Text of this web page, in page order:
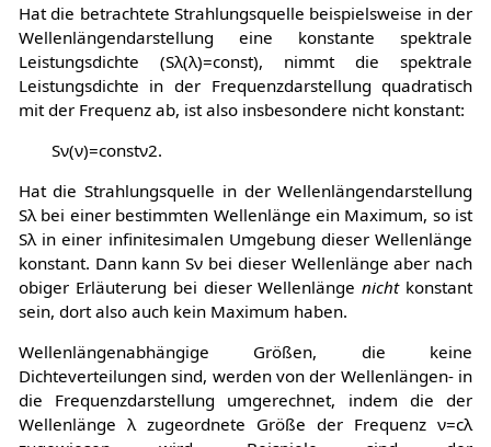
Hat die betrachtete Strahlungsquelle beispielsweise in der
Wellenlängendarstellung eine konstante spektrale
Leistungsdichte (Sλ(λ)=const), nimmt die spektrale
Leistungsdichte in der Frequenzdarstellung quadratisch
mit der Frequenz ab, ist also insbesondere nicht konstant:
Sν(ν)=constν2.
Hat die Strahlungsquelle in der Wellenlängendarstellung
Sλbei einer bestimmten Wellenlänge ein Maximum, so ist
Sλin einer infinitesimalen Umgebung dieser Wellenlänge
konstant. Dann kannSν bei dieser Wellenlänge aber nach
obiger Erläuterung bei dieser Wellenlängenichtkonstant
sein, dort also auch kein Maximum haben.
Wellenlängenabhängige Größen, die keine
Dichteverteilungen sind, werden von der Wellenlängen- in
die Frequenzdarstellung umgerechnet, indem die der
Wellenlänge λzugeordnete Größe der Frequenzν=cλ